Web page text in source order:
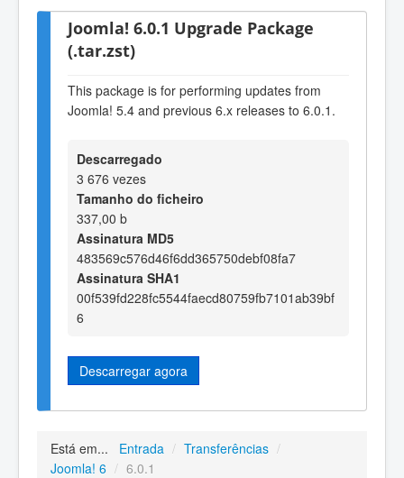
Joomla! 6.0.1 Upgrade Package
(.tar.zst)
This package is for performing updates from
Joomla! 5.4 and previous 6.x releases to 6.0.1.
Descarregado
3 676 vezes
Tamanho do ficheiro
337,00 b
Assinatura MD5
483569c576d46f6dd365750debf08fa7
Assinatura SHA1
00f539fd228fc5544faecd80759fb7101ab39bf
6
Descarregar agora
Está em... Entrada / Transferências /
Joomla! 6 / 6.0.1